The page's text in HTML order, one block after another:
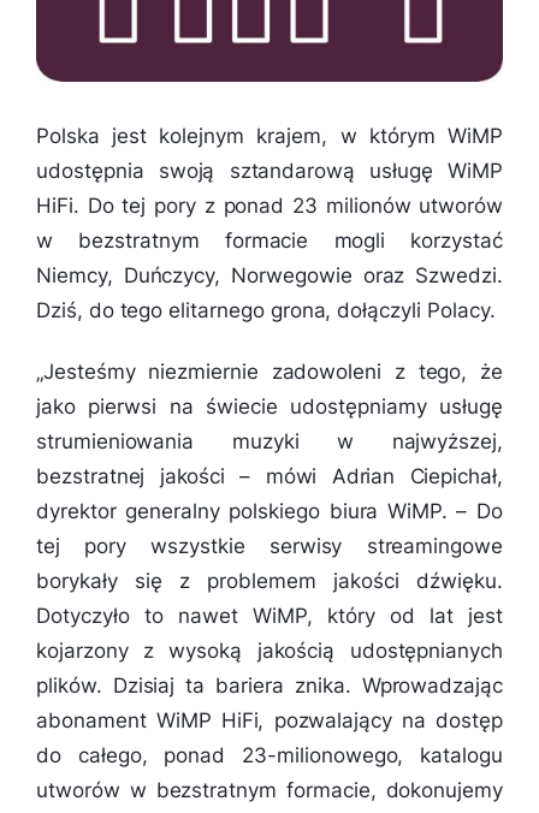
Polska jest kolejnym krajem, w którym WiMP
udostępnia swoją sztandarową usługę WiMP
HiFi. Do tej pory z ponad 23 milionów utworów
w bezstratnym formacie mogli korzystać
Niemcy, Duńczycy, Norwegowie oraz Szwedzi.
Dziś, do tego elitarnego grona, dołączyli Polacy.
„Jesteśmy niezmiernie zadowoleni z tego, że
jako pierwsi na świecie udostępniamy usługę
strumieniowania muzyki w najwyższej,
bezstratnej jakości – mówi Adrian Ciepichał,
dyrektor generalny polskiego biura WiMP. – Do
tej pory wszystkie serwisy streamingowe
borykały się z problemem jakości dźwięku.
Dotyczyło to nawet WiMP, który od lat jest
kojarzony z wysoką jakością udostępnianych
plików. Dzisiaj ta bariera znika. Wprowadzając
abonament WiMP HiFi, pozwalający na dostęp
do całego, ponad 23-milionowego, katalogu
utworów w bezstratnym formacie, dokonujemy